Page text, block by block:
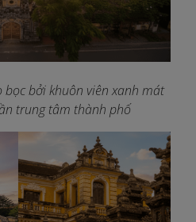
bọc bởi khuôn viên xanh mát
trung tâm thành phố